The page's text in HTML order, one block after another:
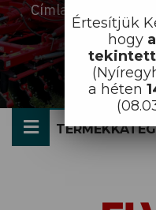
Morzsa
Címlap
gépei
Értesítjük
hogy
a héten